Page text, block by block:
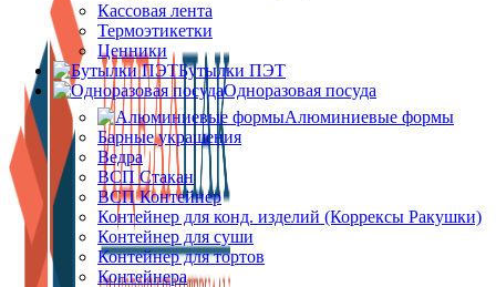
Кассовая лента
Термоэтикетки
Ценники
Бутылки ПЭТ
Одноразовая посуда
Алюминиевые формы
Барные украшения
Ведра
ВСП Стакан
ВСП Контейнер
Контейнер для конд. изделий (Коррексы Ракушки)
Контейнер для суши
Контейнер для тортов
Контейнера